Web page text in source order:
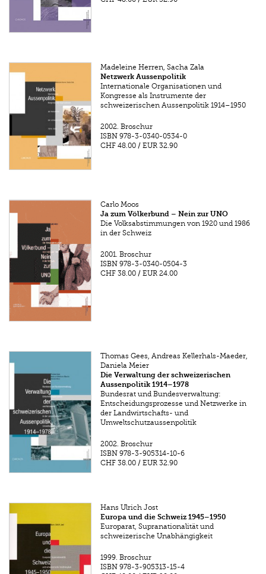
Madeleine Herren, Sacha Zala
Netzwerk Aussenpolitik
Internationale Organisationen und
Kongresse als Instrumente der
schweizerischen Aussenpolitik 1914–1950
2002. Broschur
ISBN 978-3-0340-0534-0
CHF 48.00 /EUR 32.90
Carlo Moos
Ja zum Völkerbund – Nein zur UNO
Die Volksabstimmungen von 1920 und 1986
in der Schweiz
2001. Broschur
ISBN 978-3-0340-0504-3
CHF 38.00 /EUR 24.00
Thomas Gees, Andreas Kellerhals-Maeder,
Daniela Meier
Die Verwaltung der schweizerischen
Aussenpolitik 1914–1978
Bundesrat und Bundesverwaltung:
Entscheidungsprozesse und Netzwerke in
der Landwirtschafts- und
Umweltschutzaussenpolitik
2002. Broschur
ISBN 978-3-905314-10-6
CHF 38.00 /EUR 32.90
Hans Ulrich Jost
Europa und die Schweiz 1945–1950
Europarat, Supranationalität und
schweizerische Unabhängigkeit
1999. Broschur
ISBN 978-3-905313-15-4